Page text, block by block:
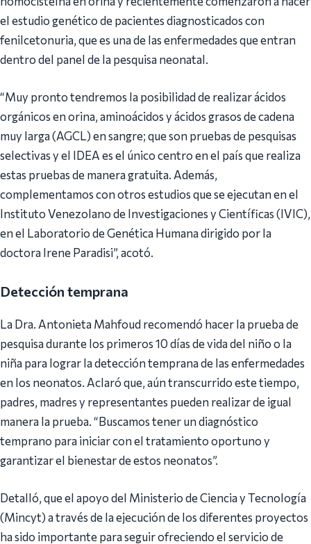
el estudio genético de pacientes diagnosticados con
fenilcetonuria, que es una de las enfermedades que entran
dentro del panel de la pesquisa neonatal.
“Muy pronto tendremos la posibilidad de realizar ácidos
orgánicos en orina, aminoácidos y ácidos grasos de cadena
muy larga (AGCL) en sangre; que son pruebas de pesquisas
selectivas y el IDEA es el único centro en el país que realiza
estas pruebas de manera gratuita. Además,
complementamos con otros estudios que se ejecutan en el
Instituto Venezolano de Investigaciones y Científicas (IVIC),
en el Laboratorio de Genética Humana dirigido por la
doctora Irene Paradisi”, acotó.
Detección temprana
La Dra. Antonieta Mahfoud recomendó hacer la prueba de
pesquisa durante los primeros 10 días de vida del niño o la
niña para lograr la detección temprana de las enfermedades
en los neonatos. Aclaró que, aún transcurrido este tiempo,
padres, madres y representantes pueden realizar de igual
manera la prueba. “Buscamos tener un diagnóstico
temprano para iniciar con el tratamiento oportuno y
garantizar el bienestar de estos neonatos”.
Detalló, que el apoyo del Ministerio de Ciencia y Tecnología
(Mincyt) a través de la ejecución de los diferentes proyectos
ha sido importante para seguir ofreciendo el servicio de